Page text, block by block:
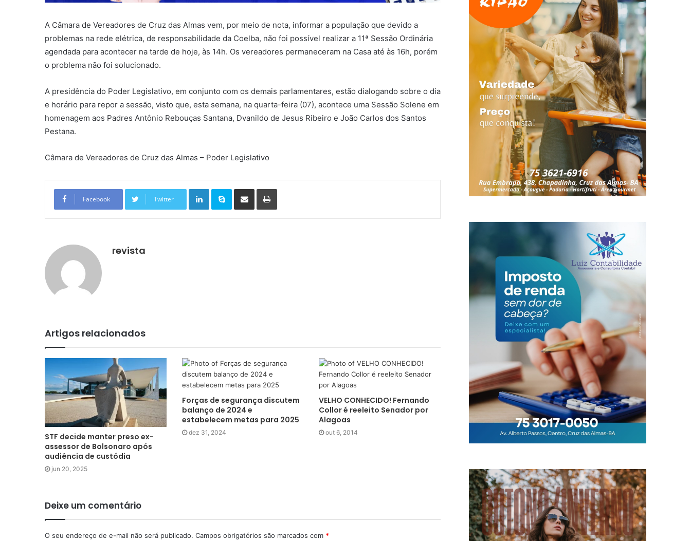
A Câmara de Vereadores de Cruz das Almas vem, por meio de nota, informar a população que devido a
problemas na rede elétrica, de responsabilidade da Coelba, não foi possível realizar a 11ª Sessão Ordinária
agendada para acontecer na tarde de hoje, às 14h. Os vereadores permaneceram na Casa até às 16h, porém
o problema não foi solucionado.
A presidência do Poder Legislativo, em conjunto com os demais parlamentares, estão dialogando sobre o dia
e horário para repor a sessão, visto que, esta semana, na quarta-feira (07), acontece uma Sessão Solene em
homenagem aos Padres Antônio Rebouças Santana, Dvanildo de Jesus Ribeiro e João Carlos dos Santos
Pestana.
Câmara de Vereadores de Cruz das Almas – Poder Legislativo
Facebook Twitter
Linkedin Skype
revista
Artigos relacionados
STF decide manter preso ex-
assessor de Bolsonaro após
audiência de custódia
jun 20, 2025
Forças de segurança discutem
balanço de 2024 e
estabelecem metas para 2025
dez 31, 2024
VELHO CONHECIDO! Fernando
Collor é reeleito Senador por
Alagoas
out 6, 2014
Deixe um comentário
O seu endereço de e-mail não será publicado. Campos obrigatórios são marcados com *